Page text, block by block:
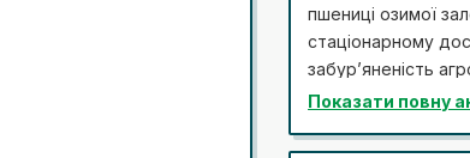
пшениці озимої
стаціонарному
забур’яненість
шкалою ВВСН. У
трубку залежно
Показати повну